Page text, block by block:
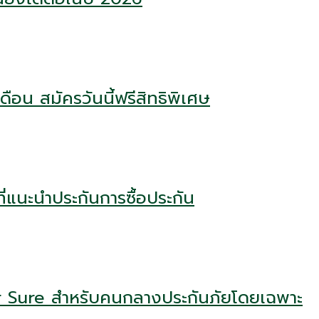
ดือน สมัครวันนี้ฟรีสิทธิพิเศษ
ะนำประกันการซื้อประกัน
สำหรับคนกลางประกันภัยโดยเฉพาะ